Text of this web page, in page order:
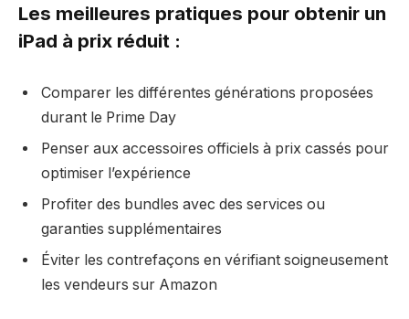
Les meilleures pratiques pour obtenir un
iPad à prix réduit :
Comparer les différentes générations proposées
durant le Prime Day
Penser aux accessoires officiels à prix cassés pour
optimiser l’expérience
Profiter des bundles avec des services ou
garanties supplémentaires
Éviter les contrefaçons en vérifiant soigneusement
les vendeurs sur Amazon